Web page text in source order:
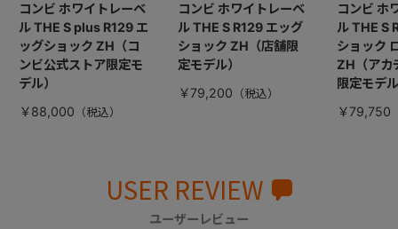
コンビ ホワイトレーベ
ル THE S plus R129 エ
ッグショック ZH（コ
ンビ公式ストア限定モ
デル）
￥88,000
コンビ ホワイトレーベ
ル THE S R129 エッグ
ショック ZH（店舗限
定モデル）
￥79,200
コンビ ホ
ル THE S
ショック
ZH（アカ
限定モデ
￥79,750
USER REVIEW
ユーザーレビュー